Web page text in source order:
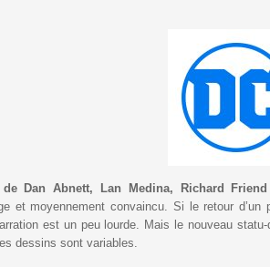
de Dan Abnett, Lan Medina, Richard
et moyennement convaincu. Si le retour
est un peu lourde. Mais le nouveau
dessins sont variables.